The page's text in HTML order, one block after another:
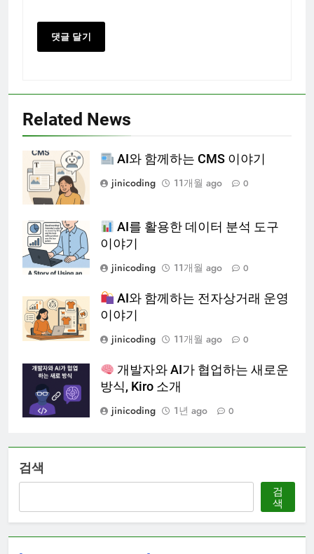
Related News
AI와 함께하는 CMS 이야기
jinicoding
11개월 ago 0
AI를 활용한 데이터 분석 도구
이야기
jinicoding
11개월 ago 0
AI와 함께하는 전자상거래 운영
이야기
jinicoding
11개월 ago 0
개발자와 AI가 협업하는 새로운
방식, Kiro 소개
jinicoding
1년 ago 0
검색
검
색